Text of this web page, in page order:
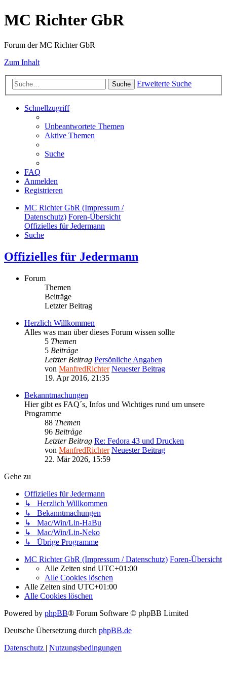
MC Richter GbR
Forum der MC Richter GbR
Zum Inhalt
Suche Erweiterte Suche
Schnellzugriff
Unbeantwortete Themen
Aktive Themen
Suche
FAQ
Anmelden
Registrieren
MC Richter GbR (Impressum /
Datenschutz) Foren-Übersicht
Offizielles für Jedermann
Suche
Offizielles für Jedermann
Forum
Themen
Beiträge
Letzter Beitrag
Herzlich Willkommen
Alles was man über dieses Forum wissen sollte
5 Themen
5 Beiträge
Letzter Beitrag Persönliche Angaben
von ManfredRichter Neuester Beitrag
19. Apr 2016, 21:35
Bekanntmachungen
Hier gibt es FAQ´s, Infos und Wichtiges rund um unsere
Programme
88 Themen
96 Beiträge
Letzter Beitrag Re: Fedora 43 und Drucken
von ManfredRichter Neuester Beitrag
22. Mär 2026, 15:59
Gehe zu
Offizielles für Jedermann
↳ Herzlich Willkommen
↳ Bekanntmachungen
↳ Mac/Win/Lin-HaBu
↳ Mac/Win/Lin-Neko
↳ Übrige Programme
MC Richter GbR (Impressum / Datenschutz) Foren-Übersicht
Alle Zeiten sind UTC+01:00
Alle Cookies löschen
Alle Zeiten sind UTC+01:00
Alle Cookies löschen
Powered by phpBB® Forum Software © phpBB Limited
Deutsche Übersetzung durch phpBB.de
Datenschutz | Nutzungsbedingungen